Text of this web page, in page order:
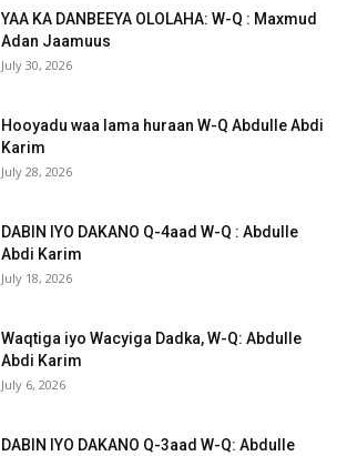
YAA KA DANBEEYA OLOLAHA: W-Q : Maxmud
Adan Jaamuus
July 30, 2026
Hooyadu waa lama huraan W-Q Abdulle Abdi
Karim
July 28, 2026
DABIN IYO DAKANO Q-4aad W-Q : Abdulle
Abdi Karim
July 18, 2026
Waqtiga iyo Wacyiga Dadka, W-Q: Abdulle
Abdi Karim
July 6, 2026
DABIN IYO DAKANO Q-3aad W-Q: Abdulle